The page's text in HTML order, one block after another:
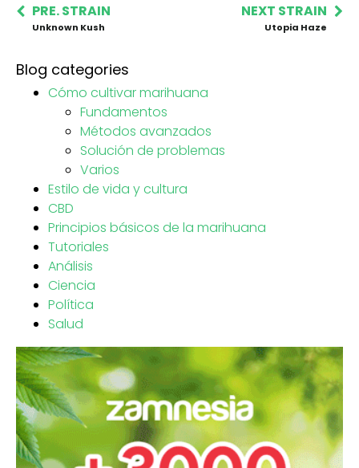
PRE. STRAIN
Unknown Kush
NEXT STRAIN
Utopia Haze
Blog categories
Cómo cultivar marihuana
Fundamentos
Métodos avanzados
Solución de problemas
Varios
Estilo de vida y cultura
CBD
Principios básicos de la marihuana
Tutoriales
Análisis
Ciencia
Política
Salud